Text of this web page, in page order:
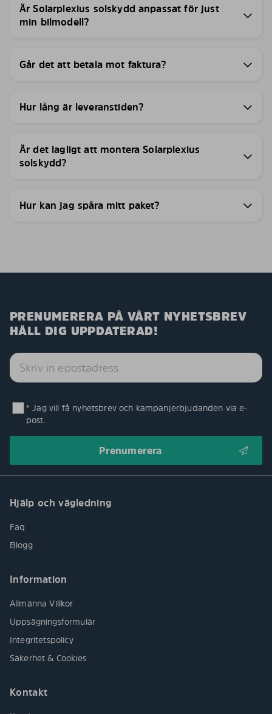
Är Solarplexius solskydd anpassat för just
min bilmodell?
Går det att betala mot faktura?
Hur lång är leveranstiden?
Är det lagligt att montera Solarplexius
solskydd?
Hur kan jag spåra mitt paket?
PRENUMERERA PÅ VÅRT NYHETSBREV
HÅLL DIG UPPDATERAD!
* Jag vill få nyhetsbrev och kampanjerbjudanden via e-
post.
Hjälp och vägledning
Faq
Blogg
Information
Allmänna Villkor
Uppsägningsformulär
Integritetspolicy
Säkerhet & Cookies
Kontakt